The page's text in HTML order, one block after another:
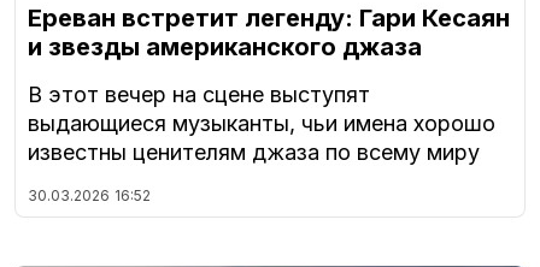
Ереван встретит легенду: Гари Кесаян
и звезды американского джаза
В этот вечер на сцене выступят
выдающиеся музыканты, чьи имена хорошо
известны ценителям джаза по всему миру
30.03.2026 16:52